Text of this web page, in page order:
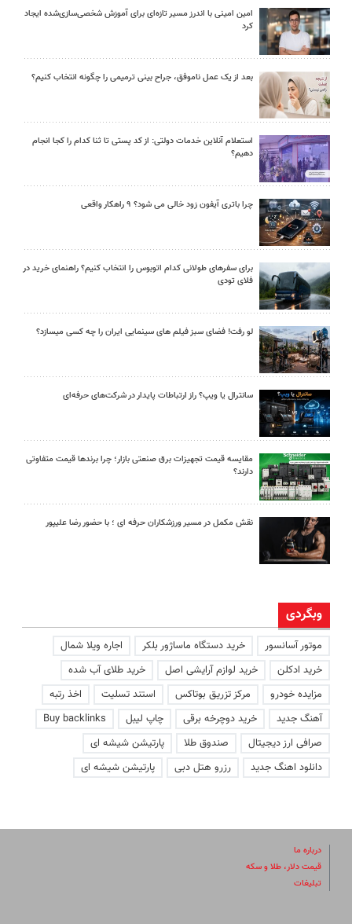
امین امینی با اندرز مسیر تازه‌ای برای آموزش شخصی‌سازی‌شده ایجاد
کرد
بعد از یک عمل ناموفق، جراح بینی ترمیمی را چگونه انتخاب کنیم؟
استعلام آنلاین خدمات دولتی: از کد پستی تا ثنا کدام را کجا انجام
دهیم؟
چرا باتری آیفون زود خالی می شود؟ ۹ راهکار واقعی
برای سفرهای طولانی کدام اتوبوس را انتخاب کنیم؟ راهنمای خرید در
فلای تودی
لو رفت! فضای سبز فیلم های سینمایی ایران را چه کسی میسازد؟
سانترال یا ویپ؟ راز ارتباطات پایدار در شرکت‌های حرفه‌ای
مقایسه قیمت تجهیزات برق صنعتی بازار؛ چرا برندها قیمت متفاوتی
دارند؟
نقش مکمل در مسیر ورزشکاران حرفه ای ؛ با حضور رضا علیپور
وبگردی
موتور آسانسور خرید دستگاه ماساژور بلکر
اجاره ویلا شمال
خرید ادکلن
خرید لوازم آرایشی اصل
خرید طلای آب شده
مزایده خودرو
مرکز تزریق بوتاکس استند تسلیت
اخذ رتبه
آهنگ جدید
خرید دوچرخه برقی چاپ لیبل
Buy backlinks
صرافی ارز دیجیتال
صندوق طلا
پارتیشن شیشه ای
دانلود اهنگ جدید
رزرو هتل دبی پارتیشن شیشه ای
درباره ما
قیمت دلار، طلا و سکه
تبلیغات